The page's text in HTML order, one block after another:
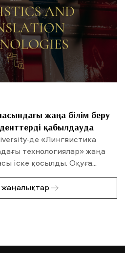
жаңа білім беру
қабылдауда
де «Лингвистика
технологиялар» жаңа
іске қосылды. Оқуға...
жаңалықтар